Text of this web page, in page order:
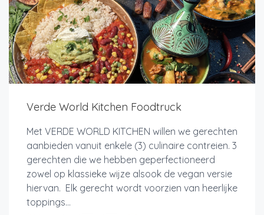
Verde World Kitchen Foodtruck
Met VERDE WORLD KITCHEN willen we gerechten
aanbieden vanuit enkele (3) culinaire contreien. 3
gerechten die we hebben geperfectioneerd
zowel op klassieke wijze alsook de vegan versie
hiervan. Elk gerecht wordt voorzien van heerlijke
toppings...